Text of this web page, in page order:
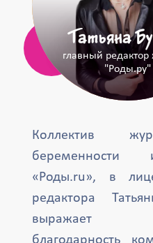
Татьяна
главный редактор
"Роды.ру"
Коллектив
«Роды.ru», в
редактора
выражает
благодарность